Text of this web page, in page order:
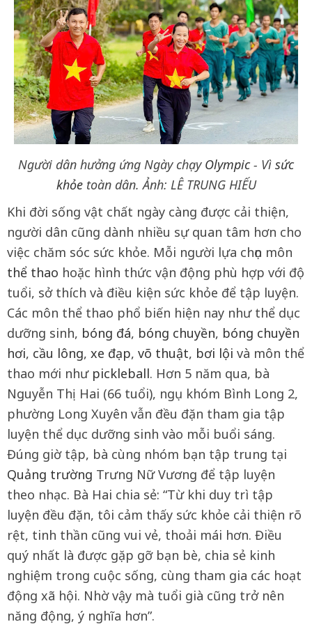
Người dân hưởng ứng Ngày chạy Olympic- Vì sức
khỏetoàn dân. Ảnh: LÊ TRUNG HIẾU
Khi đời sống vật chất ngày càng được cải thiện,
người dân cũng dành nhiều sự quan tâm hơn cho
việc chăm sóc sức khỏe. Mỗi người lựa chọn môn
thể thao hoặc hình thức vận động phù hợp với độ
tuổi, sở thích và điều kiện sức khỏe để tập luyện.
Các môn thể thao phổ biến hiện nay như thể dục
dưỡng sinh, bóng đá, bóng chuyền, bóng chuyền
hơi, cầu lông, xe đạp, võ thuật, bơi lội và môn thể
thao mới như pickleball. Hơn 5 năm qua, bà
Nguyễn Thị Hai (66 tuổi), ngụ khóm Bình Long 2,
phường Long Xuyên vẫn đều đặn tham gia tập
luyện thể dục dưỡng sinh vào mỗi buổi sáng.
Đúng giờ tập, bà cùng nhóm bạn tập trung tại
Quảng trường Trưng Nữ Vương để tập luyện
theo nhạc. Bà Hai chia sẻ: “Từ khi duy trì tập
luyện đều đặn, tôi cảm thấy sức khỏe cải thiện rõ
rệt, tinh thần cũng vui vẻ, thoải mái hơn. Điều
quý nhất là được gặp gỡ bạn bè, chia sẻ kinh
nghiệm trong cuộc sống, cùng tham gia các hoạt
động xã hội. Nhờ vậy mà tuổi già cũng trở nên
năng động, ý nghĩa hơn”.